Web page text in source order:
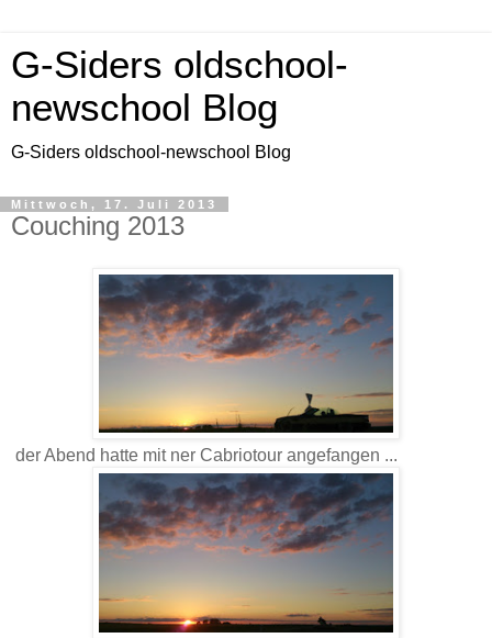
G-Siders oldschool-
newschool Blog
G-Siders oldschool-newschool Blog
Mittwoch, 17. Juli 2013
Couching 2013
der Abend hatte mit ner Cabriotour angefangen ...